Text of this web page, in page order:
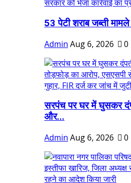
53 पेटी शराब जब्ती
Admin Aug 6, 2026 0
सरपंच पर घर में घुसकर
और...
Admin Aug 6, 2026 0